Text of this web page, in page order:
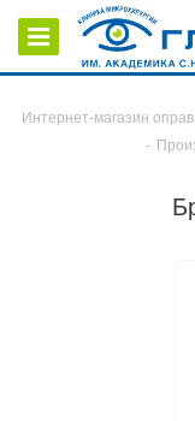
Интернет-магазин
-